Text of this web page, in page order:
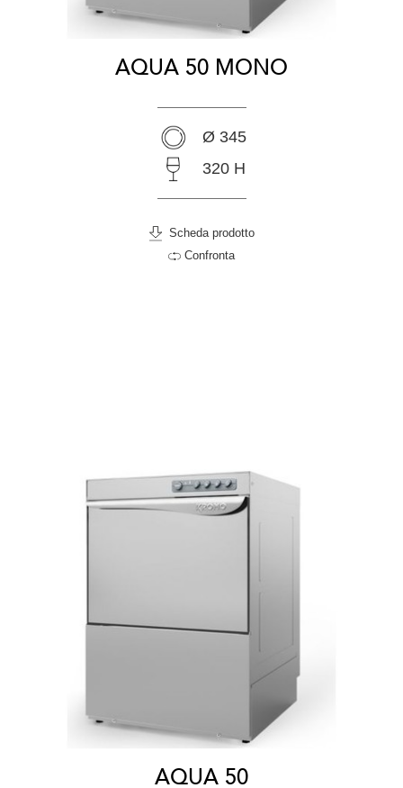
AQUA 50 MONO
Ø 345
320 H
Scheda prodotto
Confronta
AQUA 50